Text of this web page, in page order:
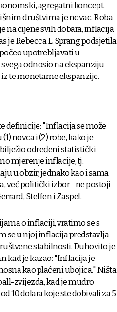
agregatni koncept.
društvima je novac. Roba
na cijene svih dobara, inflacija
je Rebecca L. Sprang podsjetila
upotrebljavati u
odnosio na ekspanziju
te monetarne ekspanzije.
definicije: "Inflacija se može
novca i (2) robe, kako je
određeni statistički
mjerenje inflacije, tj.
u obzir, jednako kao i sama
već politički izbor - ne postoji
Steffen i Zaspel.
o inflaciji, vratimo se s
se u njoj inflacija predstavlja
stabilnosti. Duhovito je
kad je kazao: "Inflacija je
kao plaćeni ubojica." Ništa
zvijezda, kad je mudro
10 dolara koje ste dobivali za 5